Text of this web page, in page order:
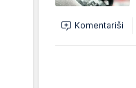
Komentariši